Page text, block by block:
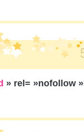
» rel= »nofollow